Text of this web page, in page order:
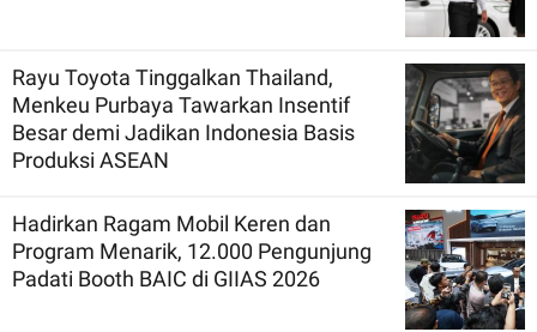
Rayu Toyota Tinggalkan Thailand,
Menkeu Purbaya Tawarkan Insentif
Besar demi Jadikan Indonesia Basis
Produksi ASEAN
Hadirkan Ragam Mobil Keren dan
Program Menarik, 12.000 Pengunjung
Padati Booth BAIC di GIIAS 2026